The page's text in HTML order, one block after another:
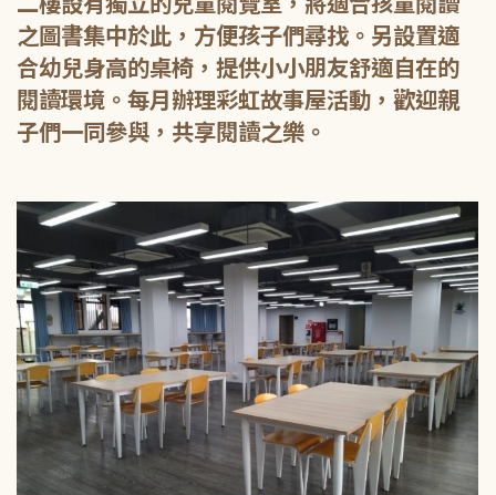
之圖書集中於此，方便孩子們尋找。另設置適
合幼兒身高的桌椅，提供小小朋友舒適自在的
閱讀環境。每月辦理彩虹故事屋活動，歡迎親
子們一同參與，共享閱讀之樂。